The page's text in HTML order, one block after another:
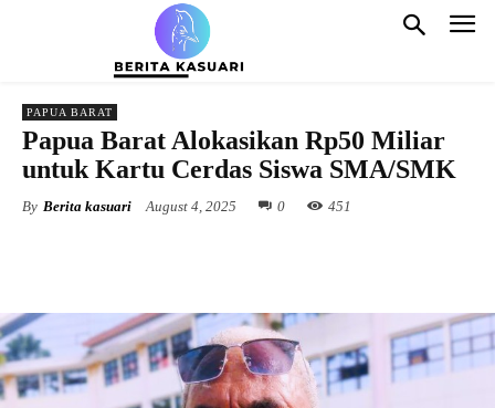
PAPUA BARAT
Papua Barat Alokasikan Rp50 Miliar
untuk Kartu Cerdas Siswa SMA/SMK
By Berita kasuari August 4, 2025 0 451